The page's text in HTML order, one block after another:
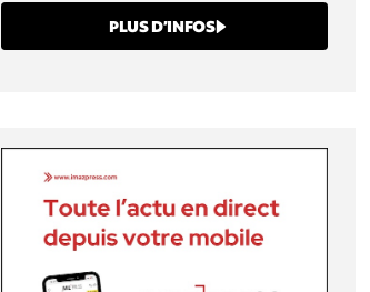
PLUS D’INFOS